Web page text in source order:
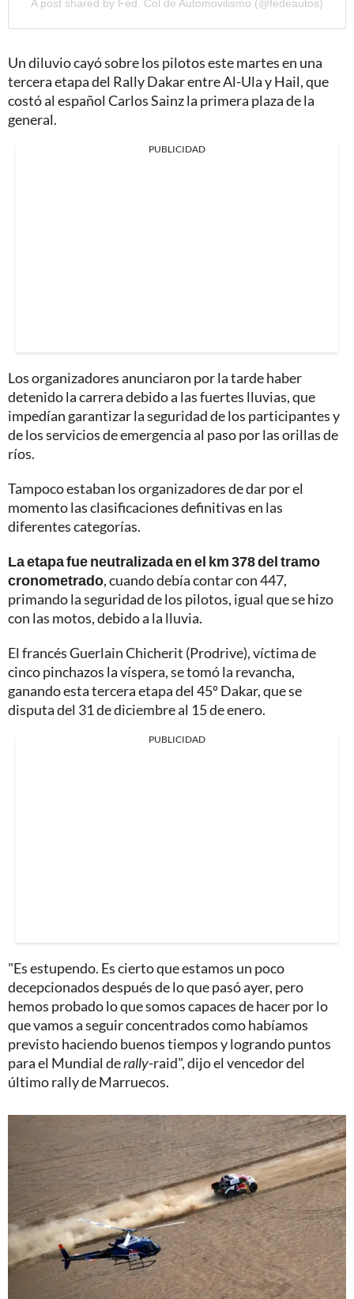
A post shared by Fed. Col de Automovilismo (@fedeautos)
Un diluvio cayó sobre los pilotos este martes en una
tercera etapa del Rally Dakar entre Al-Ula y Hail, que
costó al español Carlos Sainz la primera plaza de la
general.
PUBLICIDAD
Los organizadores anunciaron por la tarde haber
detenido la carrera debido a las fuertes lluvias, que
impedían garantizar la seguridad de los participantes y
de los servicios de emergencia al paso por las orillas de
ríos.
Tampoco estaban los organizadores de dar por el
momento las clasificaciones definitivas en las
diferentes categorías.
La etapa fue neutralizada en el km 378 del tramo
cronometrado, cuando debía contar con 447,
primando la seguridad de los pilotos, igual que se hizo
con las motos, debido a la lluvia.
El francés Guerlain Chicherit (Prodrive), víctima de
cinco pinchazos la víspera, se tomó la revancha,
ganando esta tercera etapa del 45º Dakar, que se
disputa del 31 de diciembre al 15 de enero.
PUBLICIDAD
"Es estupendo. Es cierto que estamos un poco
decepcionados después de lo que pasó ayer, pero
hemos probado lo que somos capaces de hacer por lo
que vamos a seguir concentrados como habíamos
previsto haciendo buenos tiempos y logrando puntos
para el Mundial derally-raid", dijo el vencedor del
último rally de Marruecos.